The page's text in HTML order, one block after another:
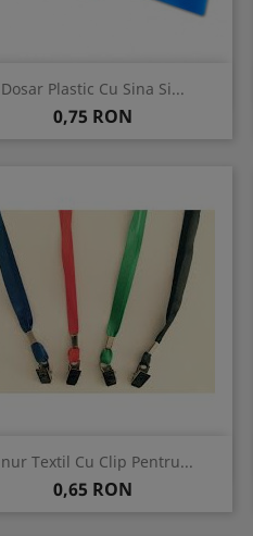
Dosar Plastic Cu Sina Si...
Pret
0,75 RON
Vizualizare rapida
Textil Cu Clip Pentru...
Pret
0,65 RON
Vizualizare rapida